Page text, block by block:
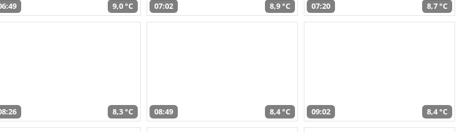
9,0 °C 07:02 8,9 °C 07:20 8,7 °C
8,3 °C 08:49 8,4 °C 09:02 8,4 °C